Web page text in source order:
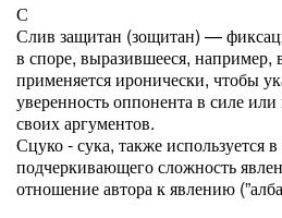
С
Слив защитан (зощитан) —
в споре, выразившееся, например,
применяется иронически, чтобы
уверенность оппонента в силе
своих аргументов.
Сцуко - сука, также используется
подчеркивающего сложность
отношение автора к явлению